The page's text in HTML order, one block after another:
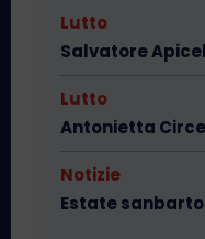
Lutto
Salvatore
Lutto
Antonietta
Notizie
Estate